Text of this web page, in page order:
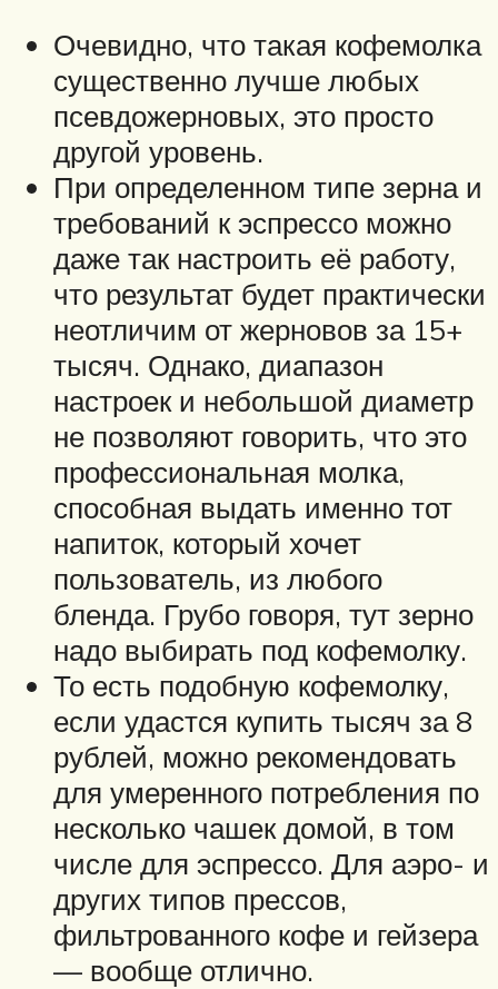
Очевидно, что такая кофемолка
существенно лучше любых
псевдожерновых, это просто
другой уровень.
При определенном типе зерна и
требований к эспрессо можно
даже так настроить её работу,
что результат будет практически
неотличим от жерновов за 15+
тысяч. Однако, диапазон
настроек и небольшой диаметр
не позволяют говорить, что это
профессиональная молка,
способная выдать именно тот
напиток, который хочет
пользователь, из любого
бленда. Грубо говоря, тут зерно
надо выбирать под кофемолку.
То есть подобную кофемолку,
если удастся купить тысяч за 8
рублей, можно рекомендовать
для умеренного потребления по
несколько чашек домой, в том
числе для эспрессо. Для аэро- и
других типов прессов,
фильтрованного кофе и гейзера
— вообще отлично.